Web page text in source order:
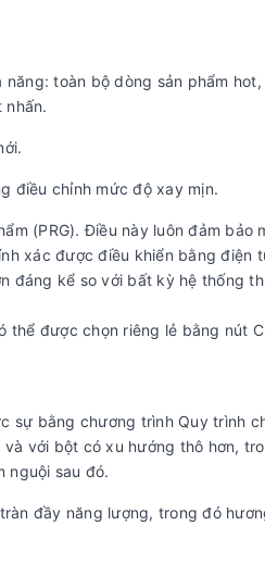
toàn bộ dòng sản phẩm
nhấn.
điều chỉnh mức độ xay mịn.
(PRG). Điều này luôn đảm bảo
xác được điều khiển bằng điện
đáng kể so với bất kỳ hệ thống
thể được chọn riêng lẻ bằng nút
sự bằng chương trình Quy trình
với bột có xu hướng thô hơn,
nguội sau đó.
đầy năng lượng, trong đó